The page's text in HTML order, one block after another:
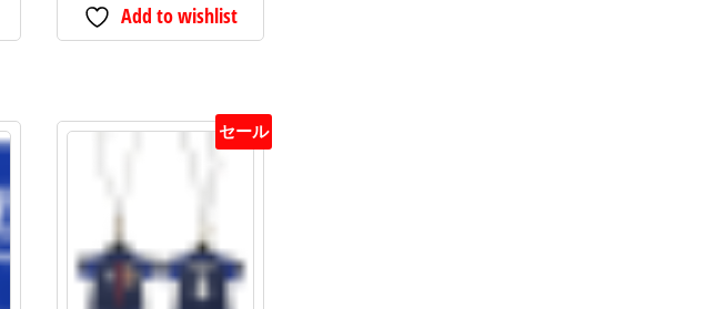
で
し
¥500
で
Add to wishlist
セール